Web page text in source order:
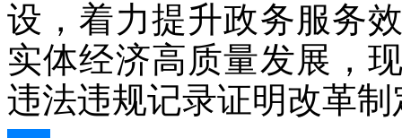
设，着力提升政务服务
实体经济高质量发展，
违法违规记录证明改革